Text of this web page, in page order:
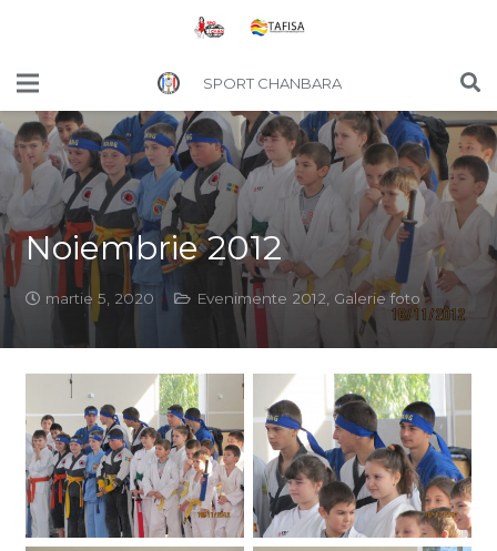
SPORT CHANBARA
Noiembrie 2012
martie 5, 2020 Evenimente 2012 Galerie foto